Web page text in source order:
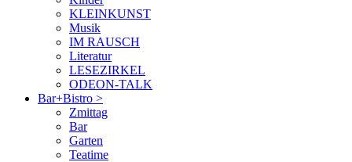
KLEINKUNST
Musik
IM RAUSCH
Literatur
LESEZIRKEL
ODEON-TALK
Bar+Bistro >
Zmittag
Bar
Garten
Teatime